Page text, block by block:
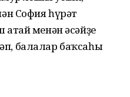
София һүрәт
менән әсәйҙе
балалар баҡсаһы